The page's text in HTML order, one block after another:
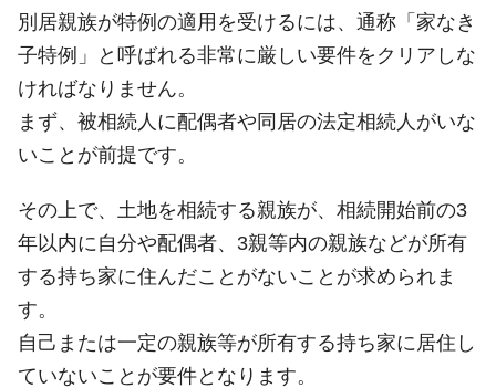
別居親族が特例の適用を受けるには、通称「家なき
子特例」と呼ばれる非常に厳しい要件をクリアしな
ければなりません。
まず、被相続人に配偶者や同居の法定相続人がいな
いことが前提です。
その上で、土地を相続する親族が、相続開始前の3
年以内に自分や配偶者、3親等内の親族などが所有
する持ち家に住んだことがないことが求められま
す。
自己または一定の親族等が所有する持ち家に居住し
ていないことが要件となります。